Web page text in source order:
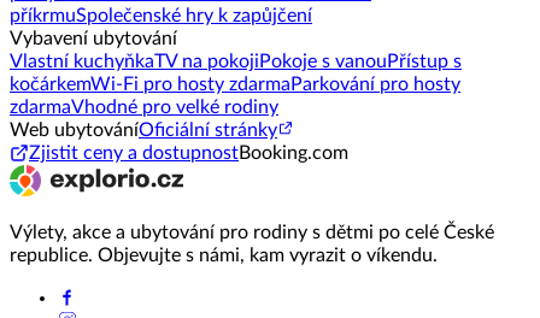
příkrmuSpolečenské hry k zapůjčení
Vybavení ubytování
Vlastní kuchyňkaTV na pokoji Pokoje s vanou Přístup s
kočárkemWi-Fi pro hosty zdarma Parkování pro hosty
zdarmaVhodné pro velké rodiny
Web ubytováníOficiální stránky
Zjistit ceny a dostupnostBooking.com
Výlety, akce a ubytování pro rodiny s dětmi po celé České
republice. Objevujte s námi, kam vyrazit o víkendu.